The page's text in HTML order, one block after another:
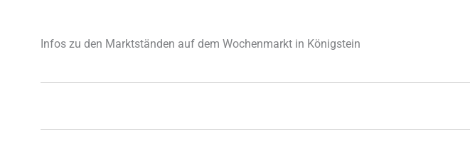
Infos zu den Marktständen auf dem Wochenmarkt in Königstein